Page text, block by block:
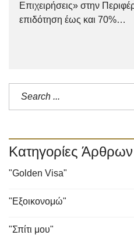
Επιχειρήσεις» στην
επιδότηση έως και 70%…
Κατηγορίες Άρθρων
"Golden Visa"
"Εξοικονομώ"
"Σπίτι μου"